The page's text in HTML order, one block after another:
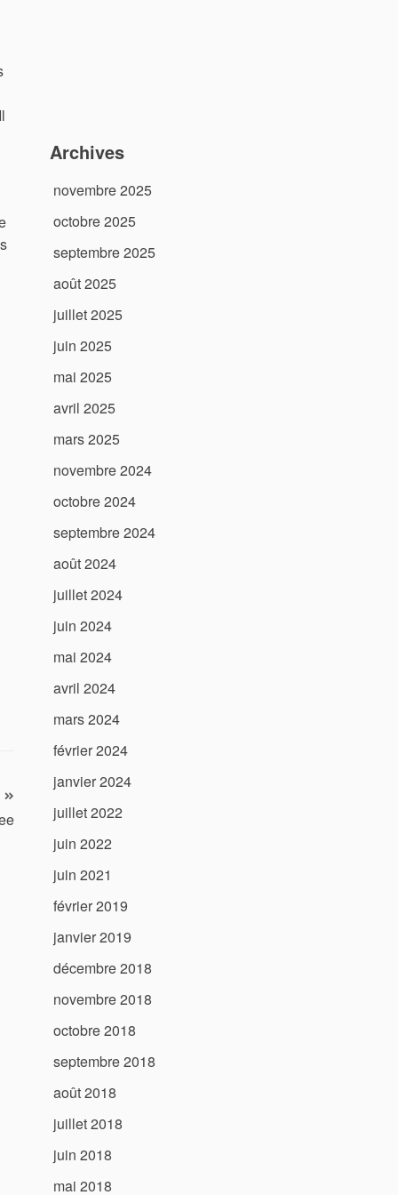
Archives
novembre 2025
octobre 2025
septembre 2025
août 2025
juillet 2025
juin 2025
mai 2025
avril 2025
mars 2025
novembre 2024
octobre 2024
septembre 2024
août 2024
juillet 2024
juin 2024
mai 2024
avril 2024
mars 2024
février 2024
janvier 2024
juillet 2022
juin 2022
juin 2021
février 2019
janvier 2019
décembre 2018
novembre 2018
octobre 2018
septembre 2018
août 2018
juillet 2018
juin 2018
mai 2018